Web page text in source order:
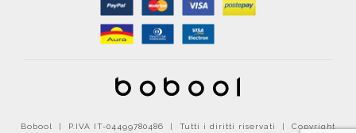
Bobool | P.IVA IT-04499780486 | Tutti i diritti riservati | Copyright